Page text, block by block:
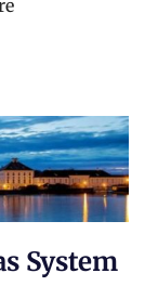
System